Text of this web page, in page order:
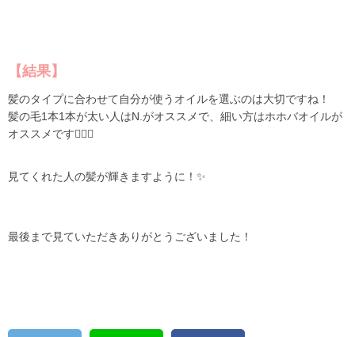
【結果】
髪のタイプに合わせて自分が使うオイルを選ぶのは大切ですね！
髪の毛1本1本が太い人はN.がオススメで、細い方はホホバオイルが
オススメです🙆🏼‍♀️
見てくれた人の髪が輝きますように！✨
最後まで見ていただきありがとうございました！